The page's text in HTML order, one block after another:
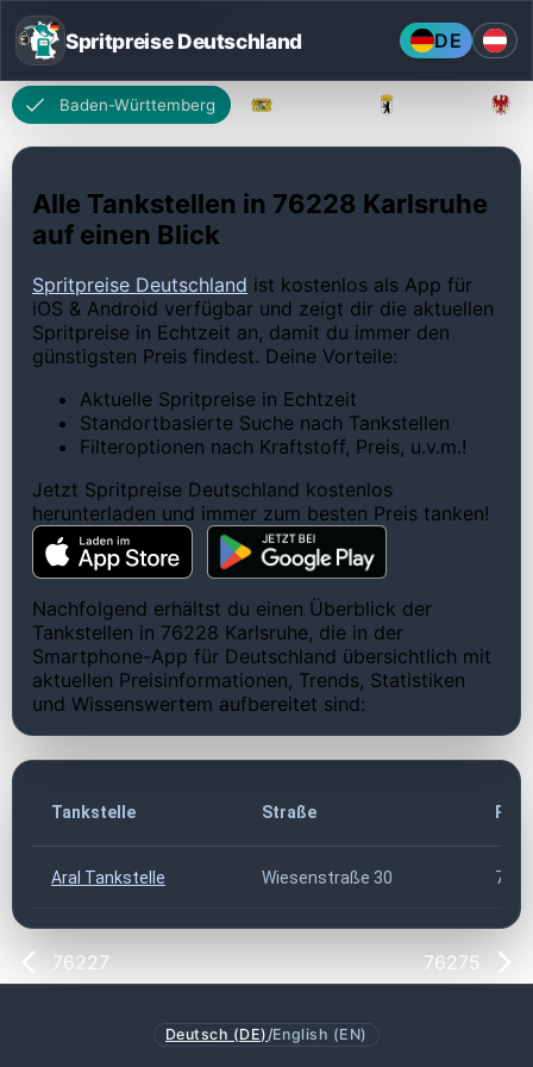
Spritpreise Deutschland DE
Baden-Württemberg
Alle Tankstellen in 76228 Karlsruhe
auf einen Blick
Spritpreise Deutschland ist kostenlos als App für
iOS & Android verfügbar und zeigt dir die aktuellen
Spritpreise in Echtzeit an, damit du immer den
günstigsten Preis findest. Deine Vorteile:
Aktuelle Spritpreise in Echtzeit
Standortbasierte Suche nach Tankstellen
Filteroptionen nach Kraftstoff, Preis, u.v.m.!
Jetzt Spritpreise Deutschland kostenlos
herunterladen und immer zum besten Preis tanken!
Nachfolgend erhältst du einen Überblick der
Tankstellen in 76228 Karlsruhe, die in der
Smartphone-App für Deutschland übersichtlich mit
aktuellen Preisinformationen, Trends, Statistiken
und Wissenswertem aufbereitet sind:
Tankstelle Straße PLZ
Aral Tankstelle Wiesenstraße 30
76227 76275
Deutsch (DE) /English (EN)